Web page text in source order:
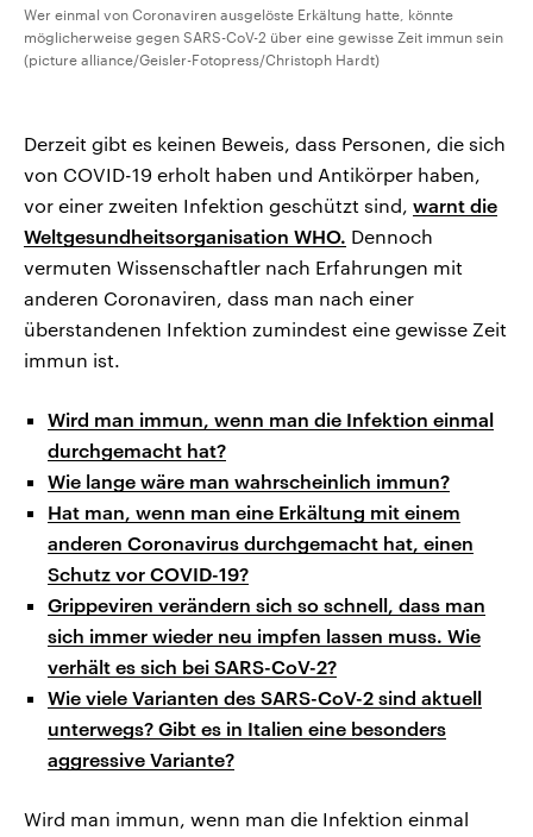
Wer einmal von Coronaviren ausgelöste Erkältung hatte, könnte
möglicherweise gegen SARS-CoV-2 über eine gewisse Zeit immun sein
(picture alliance/Geisler-Fotopress/Christoph Hardt)
Derzeit gibt es keinen Beweis, dass Personen, die sich
von COVID-19 erholt haben und Antikörper haben,
vor einer zweiten Infektion geschützt sind, warnt die
Weltgesundheitsorganisation WHO. Dennoch
vermuten Wissenschaftler nach Erfahrungen mit
anderen Coronaviren, dass man nach einer
überstandenen Infektion zumindest eine gewisse Zeit
immun ist.
Wird man immun, wenn man die Infektion einmal
durchgemacht hat?
Wie lange wäre man wahrscheinlich immun?
Hat man, wenn man eine Erkältung mit einem
anderen Coronavirus durchgemacht hat, einen
Schutz vor COVID-19?
Grippeviren verändern sich so schnell, dass man
sich immer wieder neu impfen lassen muss. Wie
verhält es sich bei SARS-CoV-2?
Wie viele Varianten des SARS-CoV-2 sind aktuell
unterwegs? Gibt es in Italien eine besonders
aggressive Variante?
Wird man immun, wenn man die Infektion einmal